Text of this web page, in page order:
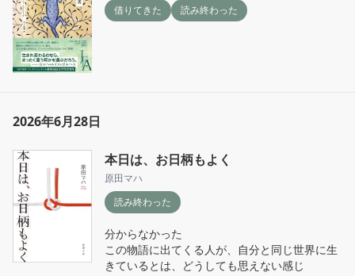
借りてきた
読み終わった
2026年6月28日
本日は、お日柄もよく
原田マハ
読み終わった
分からなかった
この物語に出てくる人が、自分と同じ世界に生
きているとは、どうしても思えない感じ